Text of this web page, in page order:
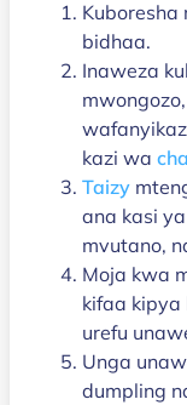
bidhaa.
Inaweza
kazi wa
Taizy
ana kasi
mvutano,
Moja kwa
kifaa kipya
urefu
Unga
dumpling